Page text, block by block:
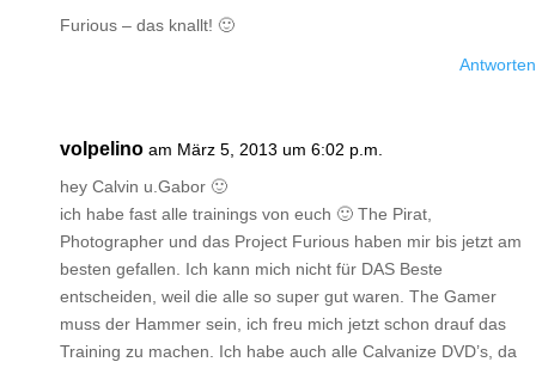
Furious – das knallt! 🙂
Antworten
volpelino am März 5, 2013 um 6:02 p.m.
hey Calvin u.Gabor 🙂
ich habe fast alle trainings von euch 🙂 The Pirat,
Photographer und das Project Furious haben mir bis jetzt am
besten gefallen. Ich kann mich nicht für DAS Beste
entscheiden, weil die alle so super gut waren. The Gamer
muss der Hammer sein, ich freu mich jetzt schon drauf das
Training zu machen. Ich habe auch alle Calvanize DVD’s, da